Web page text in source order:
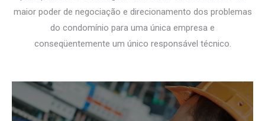
maior poder de negociação e direcionamento dos problemas
do condomínio para uma única empresa e
conseqüentemente um único responsável técnico.